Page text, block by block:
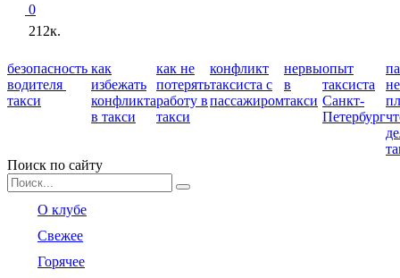
0
212к.
безопасность
водителя
такси
как
избежать
конфликта
в такси
как не
потерять
работу в
такси
конфликт
таксиста с
пассажиром
нервы
в
такси
опыт
таксиста
Санкт-
Петербург
не
Поиск по сайту
Search
for:
О клубе
Свежее
Горячее